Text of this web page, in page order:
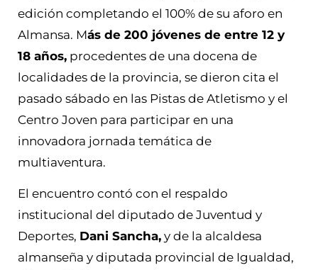
edición completando el 100% de su aforo en
Almansa. Más de 200 jóvenes de entre 12 y
18 años, procedentes de una docena de
localidades de la provincia, se dieron cita el
pasado sábado en las Pistas de Atletismo y el
Centro Joven para participar en una
innovadora jornada temática de
multiaventura.
El encuentro contó con el respaldo
institucional del diputado de Juventud y
Deportes, Dani Sancha, y de la alcaldesa
almanseña y diputada provincial de Igualdad,